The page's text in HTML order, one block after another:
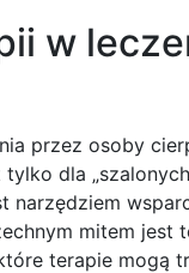
w
przez osoby
dla
narzędziem
mitem jest
terapie mogą